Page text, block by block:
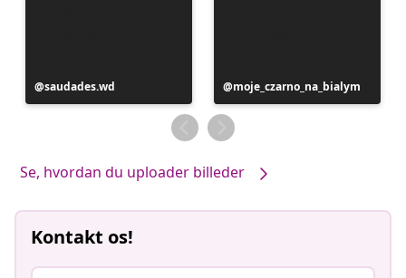
Opslag
offentliggjort
saudades.wd
Opslag
offentliggjort
af
moje_czarno_na_bialym
Se, hvordan du uploader billeder
Kontakt os!